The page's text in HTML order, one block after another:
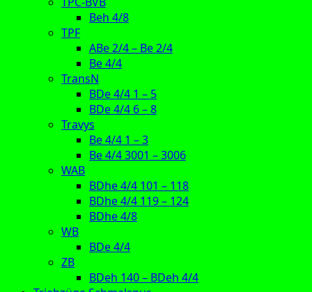
Beh 4/8
TPF
ABe 2/4 – Be 2/4
Be 4/4
TransN
BDe 4/4 1 – 5
BDe 4/4 6 – 8
Travys
Be 4/4 1 – 3
Be 4/4 3001 – 3006
WAB
BDhe 4/4 101 – 118
BDhe 4/4 119 – 124
BDhe 4/8
WB
BDe 4/4
ZB
BDeh 140 – BDeh 4/4